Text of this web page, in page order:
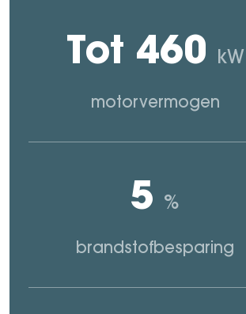
Tot 460 kW
motorvermogen
5 %
brandstofbesparing